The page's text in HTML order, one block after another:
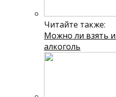
Читайте также:
Можно ли взять
алкоголь